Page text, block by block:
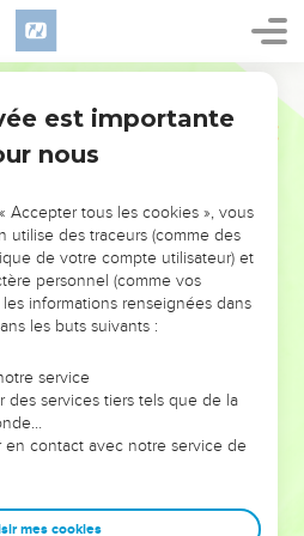
L’ÉVÉNEMENT
!
VOUS ÉVITER LES
?
voit moins les doutes, les erreurs
ont traversés, alors même que ce
les ont façonnés.
entrepreneurs, et responsables
de sagesse afin que leurs erreurs
est importante
nous
Accepter tous les cookies », vous
utilise des traceurs (comme des
de votre compte utilisateur) et
personnel (comme vos
informations renseignées dans
les buts suivants :
service
des services tiers tels que de la
en contact avec notre service de
mes cookies